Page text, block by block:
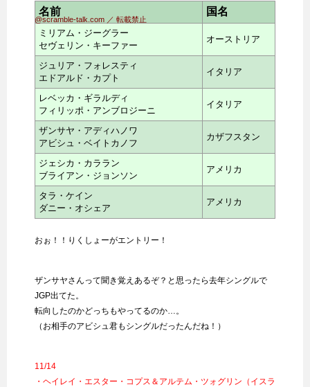
@scramble-talk.com ／ 転載禁止
名前 国名
ミリアム・ジーグラー
セヴェリン・キーファー
オーストリア
ジュリア・フォレスティ
エドアルド・カプト
イタリア
レベッカ・ギラルディ
フィリッポ・アンブロジーニ
イタリア
ザンサヤ・アディハノワ
アビシュ・ベイトカノフ
カザフスタン
ジェシカ・カララン
ブライアン・ジョンソン
アメリカ
タラ・ケイン
ダニー・オシェア
アメリカ
おぉ！！りくしょーがエントリー！
ザンサヤさんって聞き覚えあるぞ？と思ったら去年シングルで
JGP出てた。
転向したのかどっちもやってるのか…。
（お相手のアビシュ君もシングルだったんだね！）
11/14
・ヘイレイ・エスター・コプス＆アルテム・ツォグリン（イスラ